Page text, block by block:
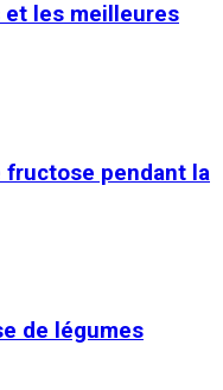
et les meilleures
fructose pendant la
de légumes